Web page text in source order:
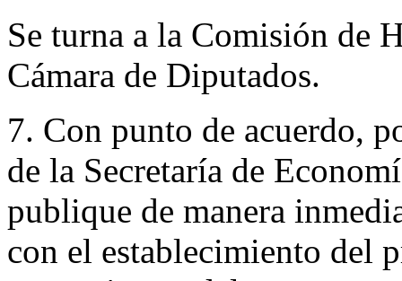
Se turna a la Comisión de
Cámara de Diputados.
7. Con punto de acuerdo,
de la Secretaría de
publique de manera
con el establecimiento del